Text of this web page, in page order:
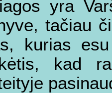
yra
tačiau
kurias
kad